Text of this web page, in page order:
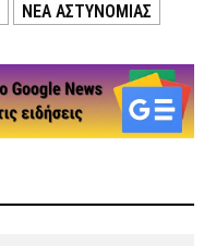
ΝΕΑ ΑΣΤΥΝΟΜΙΑΣ